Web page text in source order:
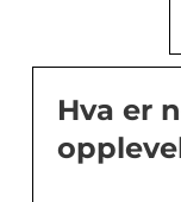
Hva er